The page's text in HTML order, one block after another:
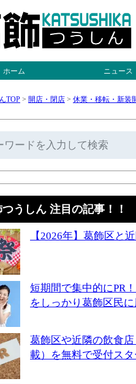
ホーム ニュース
TOP > 開店・閉店 > 休業・移転・新装
うしん 注目の記事！！
【2026年】葛飾区と
短期間で集中的にPR
をしっかり葛飾区民
葛飾区や近隣の飲食
載）を無料で受付スタ